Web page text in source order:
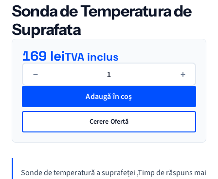
Sonda de Temperatura de
Suprafata
Sonde de temperatură a suprafeței ,Timp de răspuns mai
169 leiTVA inclus
−
Cantitate
Sonda
Temperatura
Suprafata
+
Adaugă în coș
Cerere Ofertă